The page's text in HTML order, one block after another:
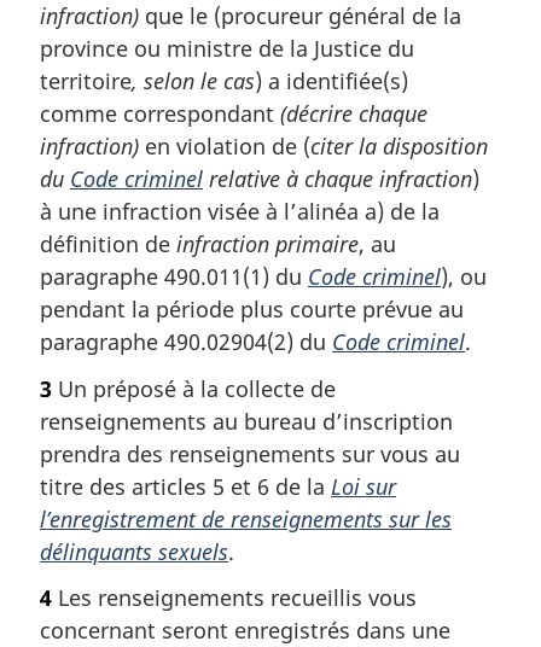
infraction) que le (procureur général de la
province ou ministre de la Justice du
territoire, selon le cas) a identifiée(s)
comme correspondant (décrire chaque
infraction) en violation de (citer la disposition
du Code criminel relative à chaque infraction)
à une infraction visée à l’alinéa a) de la
définition de infraction primaire, au
paragraphe 490.011(1) du Code criminel), ou
pendant la période plus courte prévue au
paragraphe 490.02904(2) du Code criminel.
3 Un préposé à la collecte de
renseignements au bureau d’inscription
prendra des renseignements sur vous au
titre des articles 5 et 6 de la Loi sur
l’enregistrement de renseignements sur les
délinquants sexuels.
4 Les renseignements recueillis vous
concernant seront enregistrés dans une